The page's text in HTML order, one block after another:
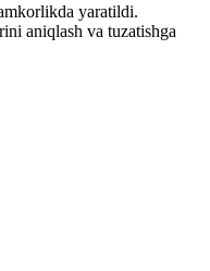
yaratildi.
aniqlash va tuzatishga